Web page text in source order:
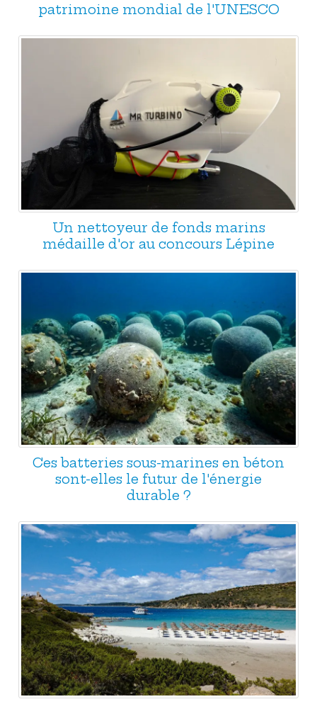
patrimoine mondial de l'UNESCO
Un nettoyeur de fonds marins
médaille d'or au concours Lépine
Ces batteries sous-marines en béton
sont-elles le futur de l'énergie
durable ?